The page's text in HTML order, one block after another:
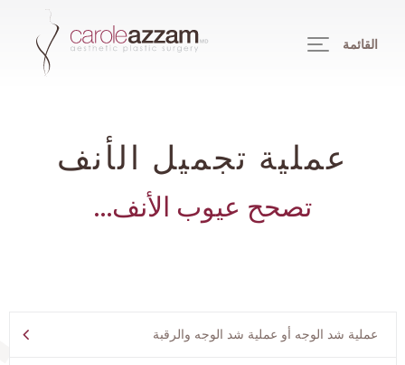
القائمة
عملية تجميل الأنف
تصحح عيوب الأنف...
عملية شد الوجه أو عملية شد الوجه والرقبة